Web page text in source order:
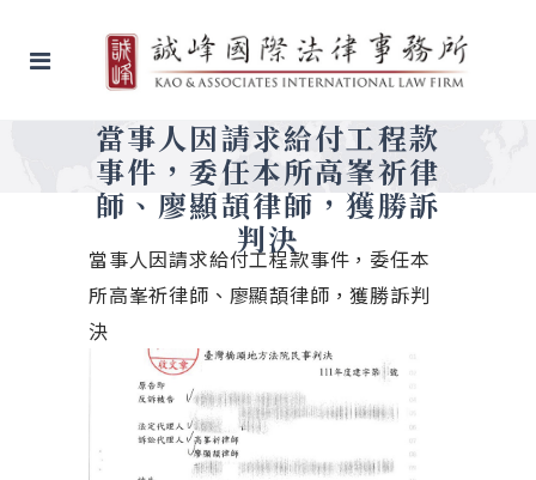
當事人因請求給付工程款
事件，委任本所高峯祈律
師、廖顯頡律師，獲勝訴
判決
當事人因請求給付工程款事件，委任本
所高峯祈律師、廖顯頡律師，獲勝訴判
決